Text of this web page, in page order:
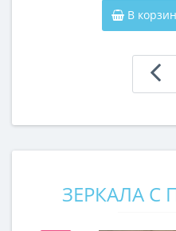
В
ЗЕРКАЛА С